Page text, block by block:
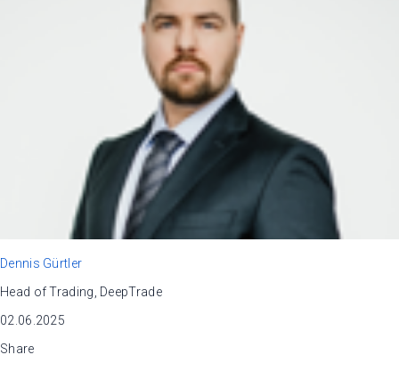
Dennis Gürtler
Head of Trading, DeepTrade
02.06.2025
Share